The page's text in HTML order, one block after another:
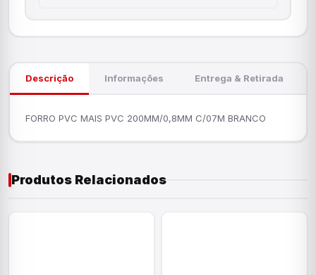
Descrição Informações Entrega & Retirada
FORRO PVC MAIS PVC 200MM/0,8MM C/07M BRANCO
Produtos Relacionados